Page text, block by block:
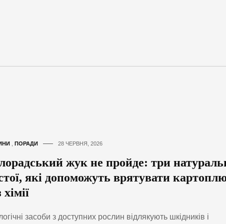
, ПОРАДИ 28 ЧЕРВНЯ, 2026
жук не пройде: три
які допоможуть врятувати
хімії
засоби з доступних рослин відлякують шкідників і